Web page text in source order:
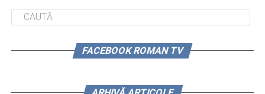
FACEBOOK ROMAN TV